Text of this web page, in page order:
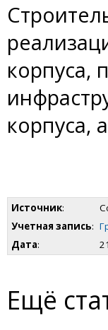
корпуса,
корпуса,
Источник:
Учетная запись:
Дата:
Ещё